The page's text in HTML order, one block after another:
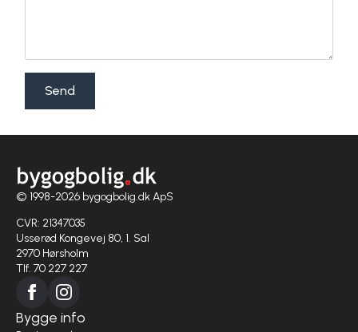
Send
© 1998-2026 bygogbolig.dk ApS
CVR: 21347035
Usserød Kongevej 80, 1. Sal
2970 Hørsholm
Tlf. 70 227 227
Bygge info